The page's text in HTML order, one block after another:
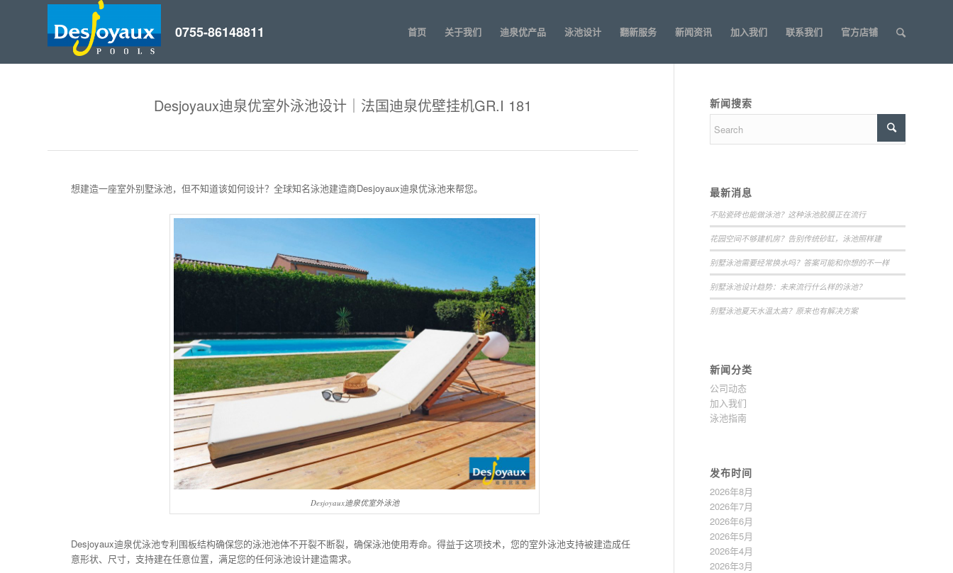
首页 关于我们 迪泉优产品 泳池设计 翻新服务 新闻资讯 加入我们 联系我们 官方店铺
Desjoyaux迪泉优室外泳池设计｜法国迪泉优壁挂机GR.I 181
想建造一座室外别墅泳池，但不知道该如何设计？全球知名泳池建造商Desjoyaux迪泉优泳池来帮您。
Desjoyaux迪泉优室外泳池
Desjoyaux迪泉优泳池专利围板结构确保您的泳池池体不开裂不断裂，确保泳池使用寿命。得益于这项技术，您的室外泳池支持被建造成任
意形状、尺寸，支持建在任意位置，满足您的任何泳池设计建造需求。
新闻搜索
最新消息
不贴瓷砖也能做泳池？这种泳池胶膜正在流行
花园空间不够建机房？告别传统砂缸，泳池照样建
别墅泳池需要经常换水吗？答案可能和你想的不一样
别墅泳池设计趋势：未来流行什么样的泳池？
别墅泳池夏天水温太高？原来也有解决方案
新闻分类
公司动态
加入我们
泳池指南
发布时间
2026年8月
2026年7月
2026年6月
2026年5月
2026年4月
2026年3月